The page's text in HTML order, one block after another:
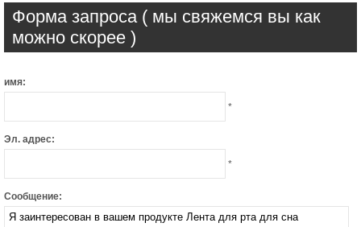
Форма запроса ( мы свяжемся вы как
можно скорее )
имя:
*
Эл. адрес:
*
Сообщение: